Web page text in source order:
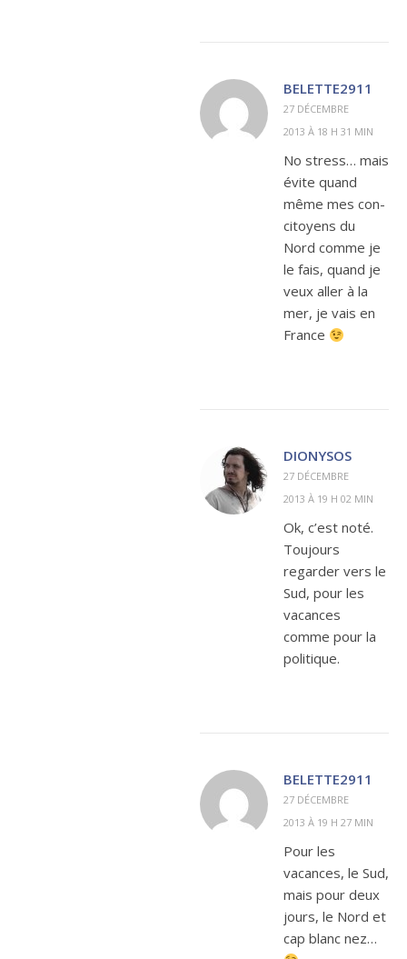
BELETTE2911
27 DÉCEMBRE
2013 À 18 H 31 MIN
No stress… mais
évite quand
même mes con-
citoyens du
Nord comme je
le fais, quand je
veux aller à la
mer, je vais en
France
DIONYSOS
27 DÉCEMBRE
2013 À 19 H 02 MIN
Ok, c’est noté.
Toujours
regarder vers le
Sud, pour les
vacances
comme pour la
politique.
BELETTE2911
27 DÉCEMBRE
2013 À 19 H 27 MIN
Pour les
vacances, le Sud,
mais pour deux
jours, le Nord et
cap blanc nez…